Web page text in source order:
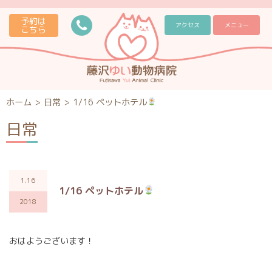
予約は
こちら アクセス メニュー
ホーム > 日常 > 1/16 ペットホテル
日常
1.16
2018
1/16 ペットホテル
おはようございます！